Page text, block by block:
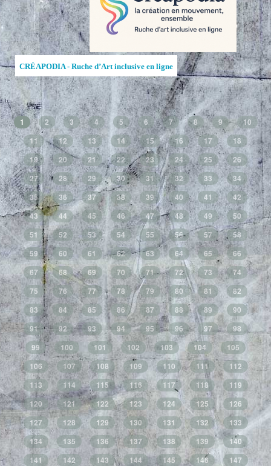
CRÉAPODIA - Ruche d’Art inclusive en ligne
1 2 3 4 5 6 7 8 9
10
11
12 13 14 15 16 17
18
19
20 21 22 23 24 25
26
27
28 29 30 31 32 33
34
35
36 37 38 39 40 41
42
43
44 45 46 47 48 49
50
51
52 53 54 55 56 57
58
59
60 61 62 63 64 65
66
67
68 69 70 71 72 73
74
75
76 77 78 79 80 81
82
83
84 85 86 87 88 89
90
91
92 93 94 95 96 97
98
99
100 101 102 103 104
105
106
107 108 109 110 111
112
113
114 115 116 117 118
119
120
121 122 123 124 125
126
127
128 129 130 131 132
133
134
135 136 137 138 139
140
141
142 143 144 145 146
147